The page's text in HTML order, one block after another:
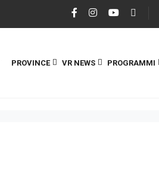
PROVINCE VR NEWS PROGRAMMI